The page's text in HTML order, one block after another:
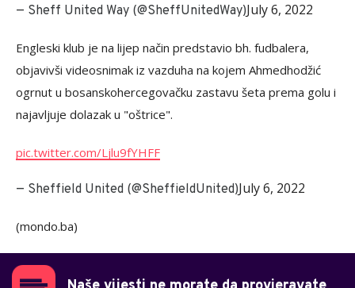
— Sheff United Way (@SheffUnitedWay)July 6, 2022
Engleski klub je na lijep način predstavio bh. fudbalera,
objavivši videosnimak iz vazduha na kojem Ahmedhodžić
ogrnut u bosanskohercegovačku zastavu šeta prema golu i
najavljuje dolazak u "oštrice".
pic.twitter.com/Ljlu9fYHFF
— Sheffield United (@SheffieldUnited)July 6, 2022
(mondo.ba)